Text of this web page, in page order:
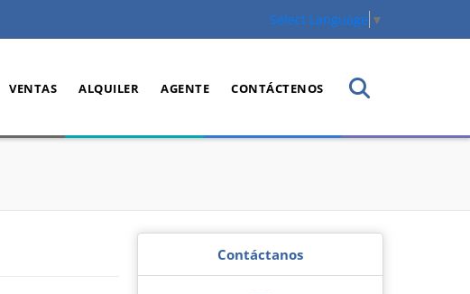
Select Language ▼
VENTAS ALQUILER AGENTE CONTÁCTENOS
Contáctanos